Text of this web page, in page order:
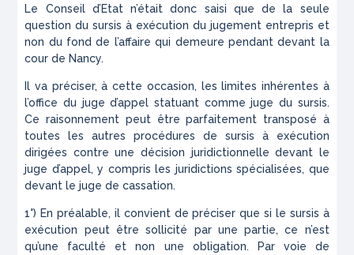
Le Conseil d’Etat n’était donc saisi que de la seule
question du sursis à exécution du jugement entrepris et
non du fond de l’affaire qui demeure pendant devant la
cour de Nancy.
Il va préciser, à cette occasion, les limites inhérentes à
l’office du juge d’appel statuant comme juge du sursis.
Ce raisonnement peut être parfaitement transposé à
toutes les autres procédures de sursis à exécution
dirigées contre une décision juridictionnelle devant le
juge d’appel, y compris les juridictions spécialisées, que
devant le juge de cassation.
1°) En préalable, il convient de préciser que si le sursis à
exécution peut être sollicité par une partie, ce n’est
qu’une faculté et non une obligation. Par voie de